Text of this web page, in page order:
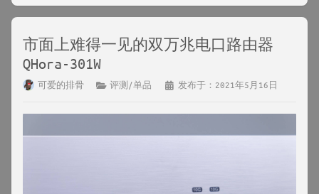
市面上难得一见的双万兆电口路由器
QHora-301W
可爱的排骨 评测/单品 发布于：2021年5月16日